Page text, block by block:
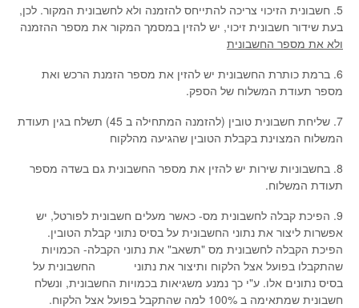
5. חשבונית הזיכוי צריכה להתייחס להזמנה ולא לחשבונית המקור. לכן,
בעת שידור חשבונית זיכוי, יש להזין במסמך המקור את מספר ההזמנה
ולא את מספר החשבונית
6. ברמת כותרת החשבונית יש להזין את מספר הזמנת הרכש ואת
מספר תעודת המשלוח של הספק.
7. שליחת חשבונית טובין (להזמנה המתחילה ב 45) תשלח בגין תעודת
המשלוח המצוינת בקבלת הטובין שהגיעה מהלקוח
8. בחשבוניות שירות יש להזין את מספר החשבונית גם בשדה מספר
תעודת המשלוח.
9. הפיכת קבלה לחשבונית מס- כאשר מעלים חשבונית לפורטל, יש
אפשרות ליצור את נתוני החשבונית על בסיס נתוני קבלת הטובין.
הפיכת הקבלה לחשבונית מס "תשאב" את נתוני הקבלה- הכמויות
שהתקבלו בפועל אצל הלקוח ותיצור את נתוני החשבונית על
בסיס נתונים אלו. ע"י כך נמנע משגיאות בכמויות החשבונית, ונשלח
חשבונית שמתאימה ב 100% למה שהתקבל בפועל אצל הלקוח.